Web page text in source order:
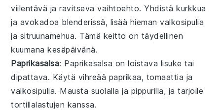
viilentävä ja ravitseva vaihtoehto. Yhdistäkurkkua
ja avokadoa blenderissä, lisää hiemanvalkosipulia
ja sitruunamehua. Tämä keitto on täydellinen
kuumana kesäpäivänä.
Paprikasalsa: Paprikasalsa on loistava lisuke tai
dipattava. Käytä vihreää paprikaa, tomaattia ja
valkosipulia. Mausta suolalla ja pippurilla, ja tarjoile
tortillalastujen kanssa.